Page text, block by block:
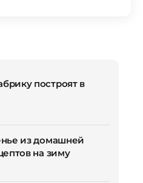
построят в
из домашней
на зиму